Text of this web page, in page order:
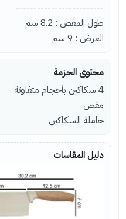
-------------------------
طول المقص : 8.2 سم
العرض : 9 سم
محتوى الحزمة
4 سكاكين بأحجام متفاوتة
مقص
حاملة السكاكين
دليل المقاسات